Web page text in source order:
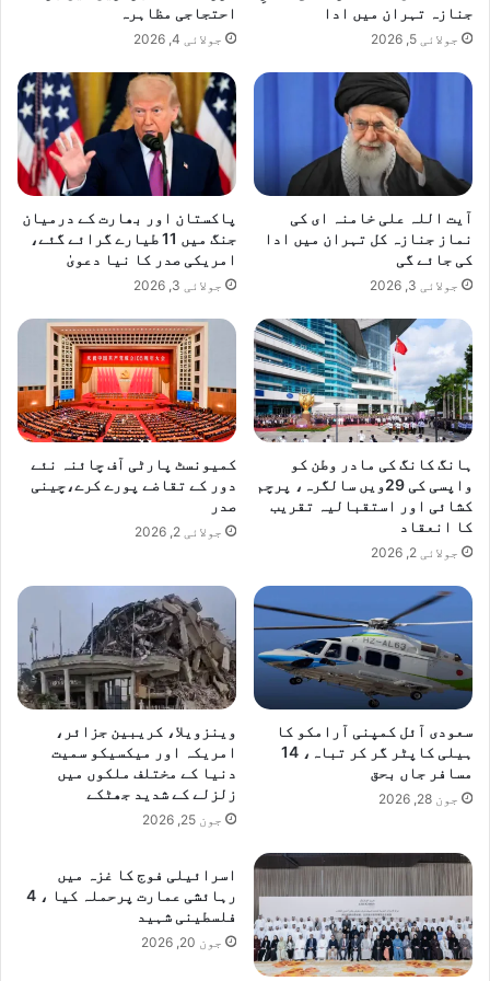
ا
ن
ے
گ
4
6
7
ن
ز
3
ک
ھ
ل
ی
آ
ئ
ٹ
پ
ڈ
ک
ل
ی
ئ
ر
ک
ی
جنازہ تہران میں ادا
جولائی 5, 2026
احتجاجی مظاہرہ
جولائی 4, 2026
آیت اللہ علی خامنہ ای کی
نماز جنازہ کل تہران میں ادا
کی جائے گی
جولائی 3, 2026
پاکستان اور بھارت کے درمیان
جنگ میں 11 طیارے گرائے گئے،
امریکی صدر کا نیا دعویٰ
جولائی 3, 2026
ہانگ کانگ کی مادر وطن کو
واپسی کی 29ویں سالگرہ، پرچم
کشائی اور استقبالیہ تقریب
کا انعقاد
جولائی 2, 2026
کمیونسٹ پارٹی آف چائنہ نئے
دور کے تقاضے پورے کرے،چینی
صدر
جولائی 2, 2026
سعودی آئل کمپنی آرامکو کا
ہیلی کاپٹر گر کر تباہ، 14
مسافر جاں بحق
جون 28, 2026
وینزویلا، کریبین جزائر،
امریکہ اور میکسیکو سمیت
دنیا کے مختلف ملکوں میں
زلزلے کے شدید جھٹکے
جون 25, 2026
اسرائیلی فوج کا غزہ میں
رہائشی عمارت پرحملہ کیا ، 4
فلسطینی شہید
جون 20, 2026